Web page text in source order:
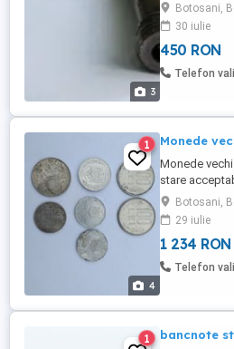
3
Botosani,
30 iulie
450 RON
Telefon
4
1 Monede
Monede
stare
Botosani,
29 iulie
1 234 RON
Telefon
1 bancnote